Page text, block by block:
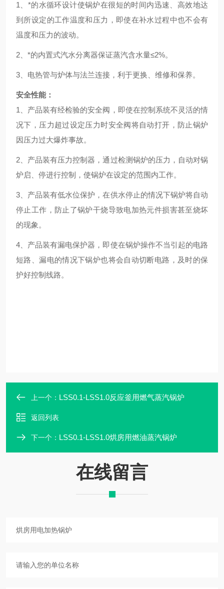
1、*的水循环设计使锅炉在很短的时间内迅速、高效地达
到所设定的工作温度和压力，即使在补水过程中也不会有
温度和压力的波动。
2、*的内置式汽水分离器保证蒸汽含水量≤2%。
3、电热管与炉体与法兰连接，利于更换、维修和保养。
安全性能：
1、产品装有经检验的安全阀，即使在控制系统不灵活的情
况下，压力超过设定压力时安全阀将自动打开，防止锅炉
因压力过大爆炸事故。
2、产品装有压力控制器，通过检测锅炉的压力，自动对锅
炉启、停进行控制，使锅炉在设定的范围内工作。
3、产品装有低水位保护，在供水停止的情况下锅炉将自动
停止工作，防止了锅炉干烧导致电加热元件损害甚至烧坏
的现象。
4、产品装有漏电保护器，即使在锅炉操作不当引起的电路
短路、漏电的情况下锅炉也将会自动切断电路，及时的保
护好控制线路。
上一个： LSS0.1-LSS1.0反应釜用燃气蒸汽锅炉
返回列表
下一个： LSS0.1-LSS1.0烘房用燃油蒸汽锅炉
在线留言